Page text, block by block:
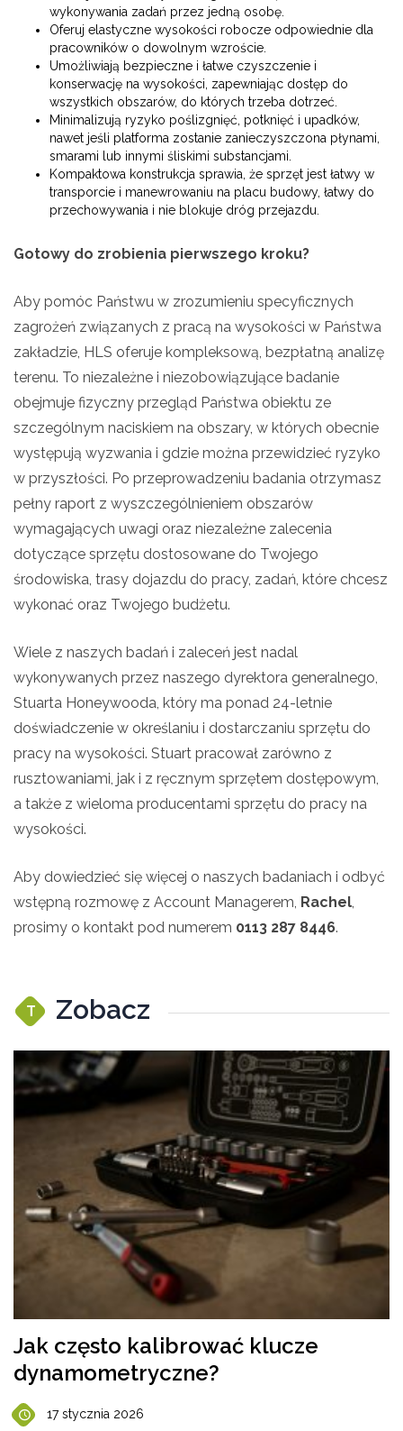
wykonywania zadań przez jedną osobę.
Oferuj elastyczne wysokości robocze odpowiednie dla
pracowników o dowolnym wzroście.
Umożliwiają bezpieczne i łatwe czyszczenie i
konserwację na wysokości, zapewniając dostęp do
wszystkich obszarów, do których trzeba dotrzeć.
Minimalizują ryzyko poślizgnięć, potknięć i upadków,
nawet jeśli platforma zostanie zanieczyszczona płynami,
smarami lub innymi śliskimi substancjami.
Kompaktowa konstrukcja sprawia, że sprzęt jest łatwy w
transporcie i manewrowaniu na placu budowy, łatwy do
przechowywania i nie blokuje dróg przejazdu.
Gotowy do zrobienia pierwszego kroku?
Aby pomóc Państwu w zrozumieniu specyficznych
zagrożeń związanych z pracą na wysokości w Państwa
zakładzie, HLS oferuje kompleksową, bezpłatną analizę
terenu. To niezależne i niezobowiązujące badanie
obejmuje fizyczny przegląd Państwa obiektu ze
szczególnym naciskiem na obszary, w których obecnie
występują wyzwania i gdzie można przewidzieć ryzyko
w przyszłości. Po przeprowadzeniu badania otrzymasz
pełny raport z wyszczególnieniem obszarów
wymagających uwagi oraz niezależne zalecenia
dotyczące sprzętu dostosowane do Twojego
środowiska, trasy dojazdu do pracy, zadań, które chcesz
wykonać oraz Twojego budżetu.
Wiele z naszych badań i zaleceń jest nadal
wykonywanych przez naszego dyrektora generalnego,
Stuarta Honeywooda, który ma ponad 24-letnie
doświadczenie w określaniu i dostarczaniu sprzętu do
pracy na wysokości. Stuart pracował zarówno z
rusztowaniami, jak i z ręcznym sprzętem dostępowym,
a także z wieloma producentami sprzętu do pracy na
wysokości.
Aby dowiedzieć się więcej o naszych badaniach i odbyć
wstępną rozmowę z Account Managerem, Rachel
prosimy o kontakt pod numerem 0113 287 8446.
T Zobacz
Jak często kalibrować klucze
dynamometryczne?
17 stycznia 2026